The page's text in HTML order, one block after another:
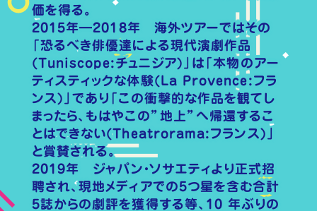
価を得る。
2015年―2018年 海外ツアーではその
「恐るべき俳優達による現代演劇作品
(Tuniscope:チュニジア)」は「本物のアー
ティスティックな体験(La Provence:フラ
ンス)」であり「この衝撃的な作品を観てし
まったら、もはやこの”地上”へ帰還するこ
とはできない(Theatrorama:フランス)」
と賞賛される。
2019年 ジャパン・ソサエティより正式招
聘され、現地メディアでの5つ星を含む合計
5誌からの劇評を獲得する等、10 年ぶりの